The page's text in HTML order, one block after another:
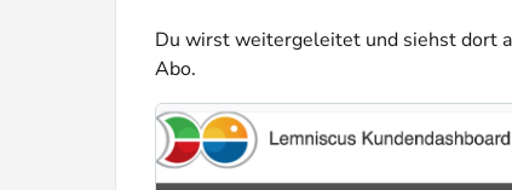
Du wirst weitergeleitet und siehst dort
Abo.